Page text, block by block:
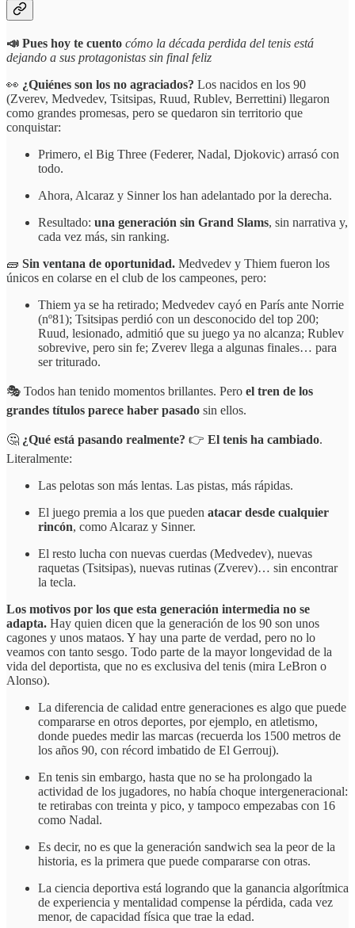
📣 Pues hoy te cuento cómo la década perdida del tenis está
dejando a sus protagonistas sin final feliz
👀 ¿Quiénes son los no agraciados? Los nacidos en los 90
(Zverev, Medvedev, Tsitsipas, Ruud, Rublev, Berrettini) llegaron
como grandes promesas, pero se quedaron sin territorio que
conquistar:
Primero, el Big Three (Federer, Nadal, Djokovic) arrasó con
todo.
Ahora, Alcaraz y Sinner los han adelantado por la derecha.
Resultado: una generación sin Grand Slams, sin narrativa y,
cada vez más, sin ranking.
🧱 Sin ventana de oportunidad. Medvedev y Thiem fueron los
únicos en colarse en el club de los campeones, pero:
Thiem ya se ha retirado; Medvedev cayó en París ante Norrie
(nº81); Tsitsipas perdió con un desconocido del top 200;
Ruud, lesionado, admitió que su juego ya no alcanza; Rublev
sobrevive, pero sin fe; Zverev llega a algunas finales… para
ser triturado.
🎭 Todos han tenido momentos brillantes. Pero el tren de los
grandes títulos parece haber pasado sin ellos.
🤔 ¿Qué está pasando realmente? 👉 El tenis ha cambiado.
Literalmente:
Las pelotas son más lentas. Las pistas, más rápidas.
El juego premia a los que pueden atacar desde cualquier
rincón, como Alcaraz y Sinner.
El resto lucha con nuevas cuerdas (Medvedev), nuevas
raquetas (Tsitsipas), nuevas rutinas (Zverev)… sin encontrar
la tecla.
Los motivos por los que esta generación intermedia no se
adapta. Hay quien dicen que la generación de los 90 son unos
cagones y unos mataos. Y hay una parte de verdad, pero no lo
veamos con tanto sesgo. Todo parte de la mayor longevidad de la
vida del deportista, que no es exclusiva del tenis (mira LeBron o
Alonso).
La diferencia de calidad entre generaciones es algo que puede
compararse en otros deportes, por ejemplo, en atletismo,
donde puedes medir las marcas (recuerda los 1500 metros de
los años 90, con récord imbatido de El Gerrouj).
En tenis sin embargo, hasta que no se ha prolongado la
actividad de los jugadores, no había choque intergeneracional:
te retirabas con treinta y pico, y tampoco empezabas con 16
como Nadal.
Es decir, no es que la generación sandwich sea la peor de la
historia, es la primera que puede compararse con otras.
La ciencia deportiva está logrando que la ganancia algorítmica
de experiencia y mentalidad compense la pérdida, cada vez
menor, de capacidad física que trae la edad.